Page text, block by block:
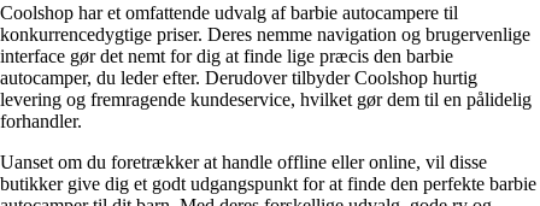
Coolshop har et omfattende udvalg af barbie autocampere til
konkurrencedygtige priser. Deres nemme navigation og brugervenlige
interface gør det nemt for dig at finde lige præcis den barbie
autocamper, du leder efter. Derudover tilbyder Coolshop hurtig
levering og fremragende kundeservice, hvilket gør dem til en pålidelig
forhandler.
Uanset om du foretrækker at handle offline eller online, vil disse
butikker give dig et godt udgangspunkt for at finde den perfekte barbie